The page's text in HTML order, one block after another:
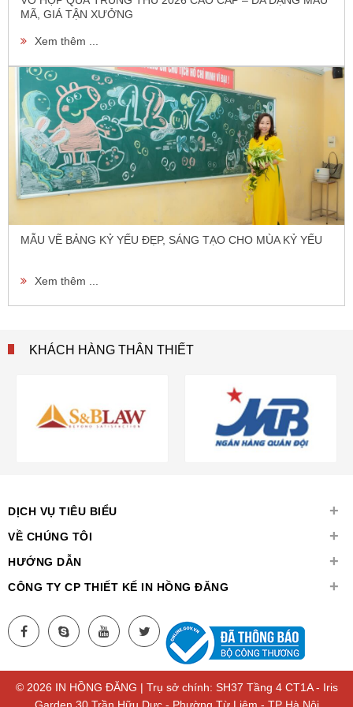
MÃ, GIÁ TẬN XƯỞNG
Xem thêm ...
MẪU VẼ BẢNG KỶ YẾU ĐẸP, SÁNG TẠO CHO MÙA KỶ YẾU
Xem thêm ...
KHÁCH HÀNG THÂN THIẾT
DỊCH VỤ TIÊU BIỂU +
VỀ CHÚNG TÔI +
HƯỚNG DẪN +
CÔNG TY CP THIẾT KẾ IN HỒNG ĐĂNG +
© 2026 IN HỒNG ĐĂNG | Trụ sở chính: SH37 Tầng 4 CT1A - Iris